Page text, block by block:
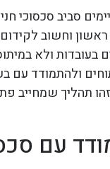
סביב סכסוכי
וחשוב לקידום
בעובדות ולא
ולהתמודד עם
תהליך שמחייב
עם